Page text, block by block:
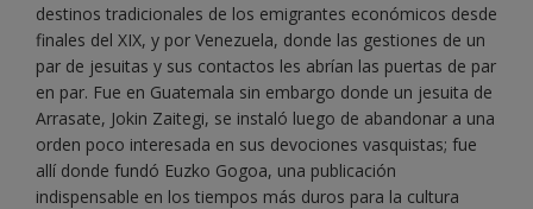
destinos tradicionales de los emigrantes económicos desde
finales del XIX, y por Venezuela, donde las gestiones de un
par de jesuitas y sus contactos les abrían las puertas de par
en par. Fue en Guatemala sin embargo donde un jesuita de
Arrasate, Jokin Zaitegi, se instaló luego de abandonar a una
orden poco interesada en sus devociones vasquistas; fue
allí donde fundó Euzko Gogoa, una publicación
indispensable en los tiempos más duros para la cultura